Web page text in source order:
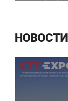
НОВОСТИ